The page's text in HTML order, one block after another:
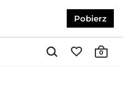
Pobierz
0